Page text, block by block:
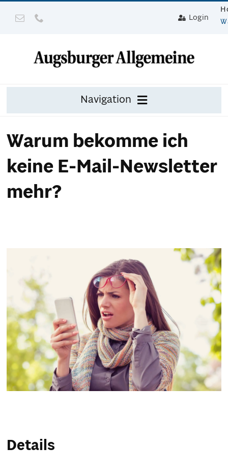
Inhalt
Login
Navigation
Unternehmens-Paket
Mein Konto
Suche
Warum bekomme ich
keine E-Mail-Newsletter
mehr?
Details